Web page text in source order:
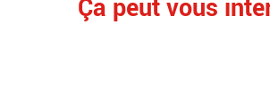
Ça peut vous